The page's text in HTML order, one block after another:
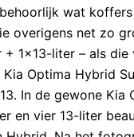
wat
overigens net zo
1×13-liter – als die
Optima Hybrid
In de gewone Kia
en vier 13-liter